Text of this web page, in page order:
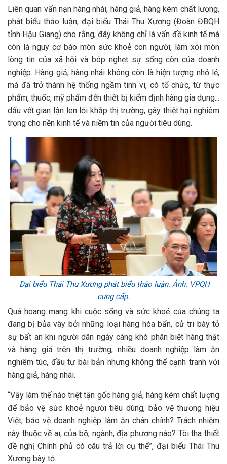
Liên quan vấn nạn hàng nhái, hàng giả, hàng kém chất lượng,
phát biểu thảo luận, đại biểu Thái Thu Xương (Đoàn ĐBQH
tỉnh Hậu Giang) cho rằng, đây không chỉ là vấn đề kinh tế mà
còn là nguy cơ bào mòn sức khoẻ con người, làm xói mòn
lòng tin của xã hội và bóp nghẹt sự sống còn của doanh
nghiệp. Hàng giả, hàng nhái không còn là hiện tượng nhỏ lẻ,
mà đã trở thành hệ thống ngầm tinh vi, có tổ chức, từ thực
phẩm, thuốc, mỹ phẩm đến thiết bị kiểm định hàng gia dụng...
dấu vết gian lận len lỏi khắp thị trường, gây thiệt hại nghiêm
trọng cho nền kinh tế và niềm tin của người tiêu dùng.
Đại biểu Thái Thu Xương phát biểu thảo luận. Ảnh: VPQH
cung cấp.
Quá hoang mang khi cuộc sống và sức khoẻ của chúng ta
đang bị bủa vây bởi những loại hàng hóa bẩn, cử tri bày tỏ
sự bất an khi người dân ngày càng khó phân biệt hàng thật
và hàng giả trên thị trường, nhiều doanh nghiệp làm ăn
nghiêm túc, đầu tư bài bản nhưng không thể cạnh tranh với
hàng giả, hàng nhái.
“Vậy làm thế nào triệt tận gốc hàng giả, hàng kém chất lượng
để bảo vệ sức khoẻ người tiêu dùng, bảo vệ thương hiệu
Việt, bảo vệ doanh nghiệp làm ăn chân chính? Trách nhiệm
này thuộc về ai, của bộ, ngành, địa phương nào? Tôi tha thiết
đề nghị Chính phủ có câu trả lời cụ thể”, đại biểu Thái Thu
Xương bày tỏ.